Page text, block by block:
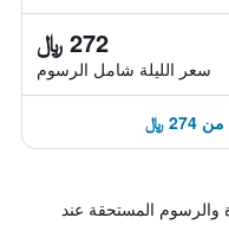
272 ﷼
سعر الليلة شامل الرسوم
والرسوم المستحقة عند